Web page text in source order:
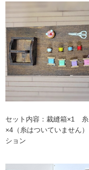
セット内容：裁縫箱×1
×4（糸はついていませ
ション